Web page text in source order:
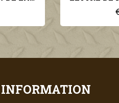
INFORMATION